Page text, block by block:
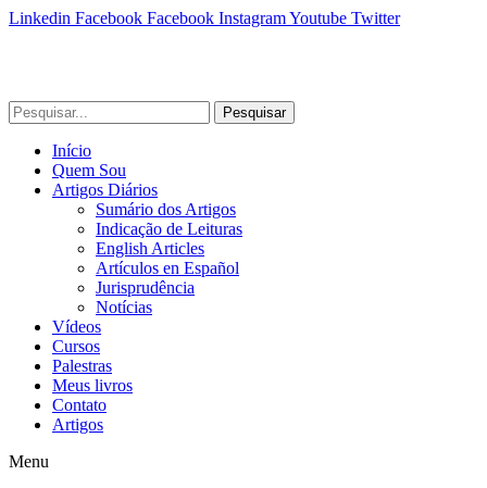
Linkedin Facebook Facebook InstagramYoutube Twitter
Pesquisar
Início
Quem Sou
Artigos Diários
Sumário dos Artigos
Indicação de Leituras
English Articles
Artículos en Español
Jurisprudência
Notícias
Vídeos
Cursos
Palestras
Meus livros
Contato
Artigos
Menu